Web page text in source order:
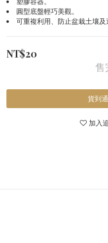
圓型底盤輕巧美觀。
可重複利用、防止盆栽土壤及
NT$20
售
貨到
加入